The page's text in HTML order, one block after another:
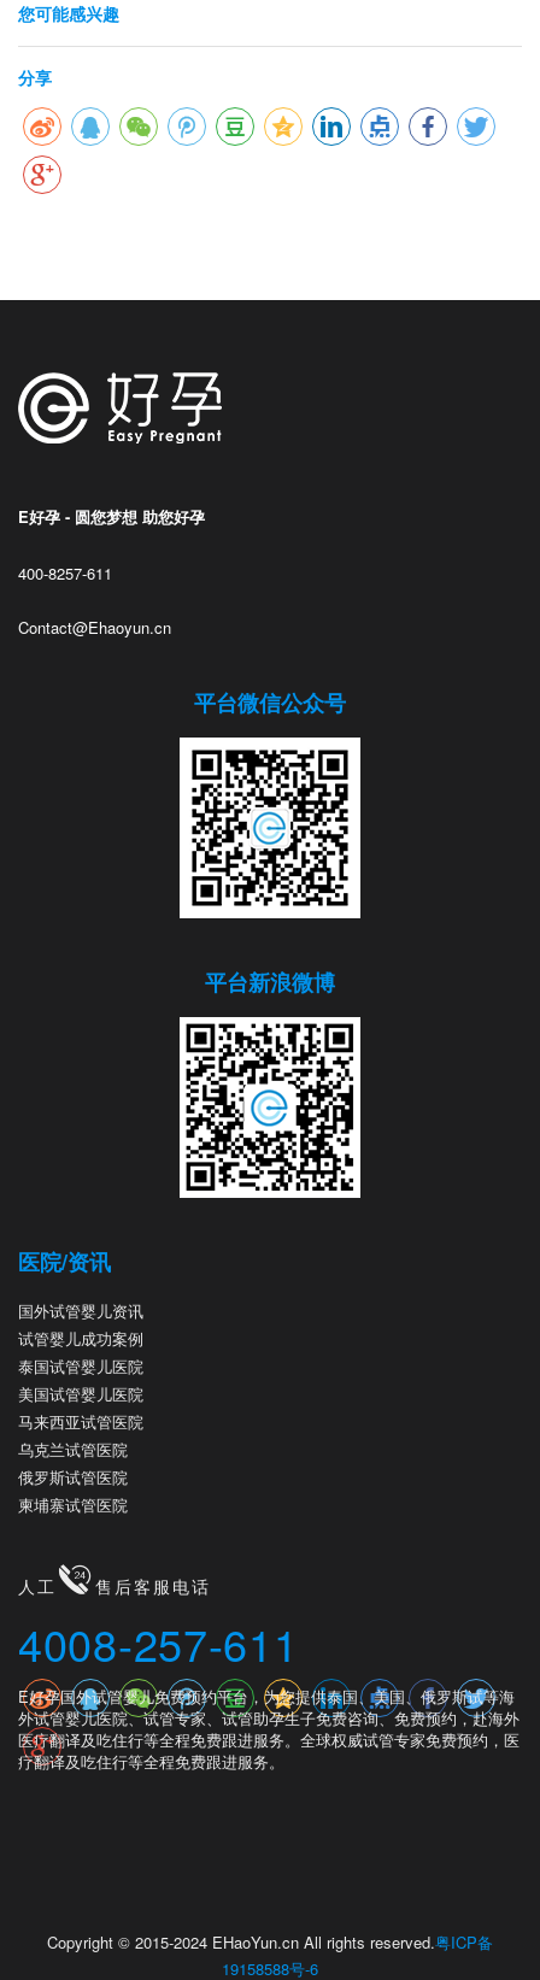
您可能感兴趣
分享
E好孕 - 圆您梦想 助您好孕
400-8257-611
Contact@Ehaoyun.cn
平台微信公众号
平台新浪微博
医院/资讯
国外试管婴儿资讯
试管婴儿成功案例
泰国试管婴儿医院
美国试管婴儿医院
马来西亚试管医院
乌克兰试管医院
俄罗斯试管医院
柬埔寨试管医院
人工 售后客服电话
4008-257-611
E好孕国外试管婴儿免费预约平台，为您提供泰国、美国、俄罗斯试等海
外试管婴儿医院、试管专家、试管助孕生子免费咨询、免费预约，赴海外
医疗翻译及吃住行等全程免费跟进服务。全球权威试管专家免费预约，医
疗翻译及吃住行等全程免费跟进服务。
Copyright © 2015-2024 EHaoYun.cn All rights reserved.粤ICP备
19158588号-6